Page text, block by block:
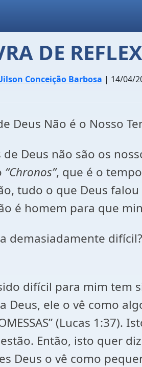
DE
Conceição Barbosa | 14/04/
Deus Não é o Nosso
Deus não são os
“Chronos”, que é o
tudo o que Deus
é homem para que
demasiadamente
difícil para mim tem
ele o vê como
(Lucas
Então, isto quer
Deus o vê como